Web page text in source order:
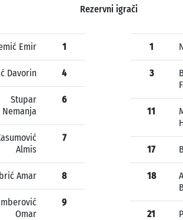
Rezervni igrači
Emir 1
Davorin 4
Stupar
Nemanja
6
Almis
7
Amar 8
Omar
9
1
3
11
17
18
21